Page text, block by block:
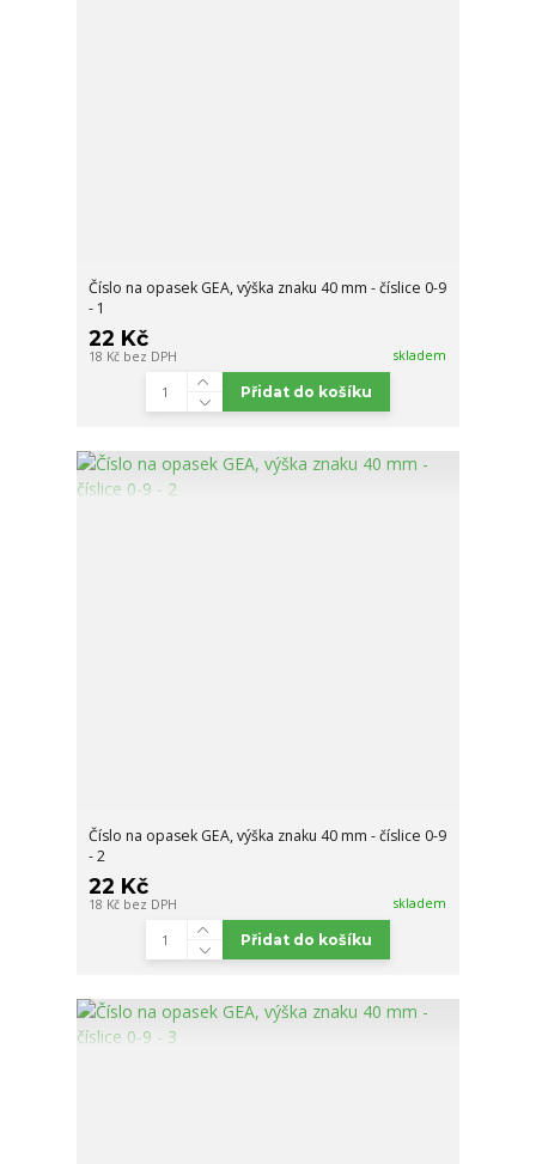
Číslo na opasek GEA, výška znaku 40 mm - číslice 0-9
- 1
22 Kč
18 Kč bez DPH skladem
Přidat do košíku
Číslo na opasek GEA, výška znaku 40 mm - číslice 0-9
- 2
22 Kč
18 Kč bez DPH skladem
Přidat do košíku